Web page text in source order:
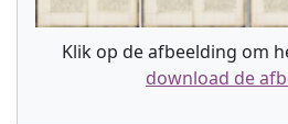
Klik op de afbeelding om
download de